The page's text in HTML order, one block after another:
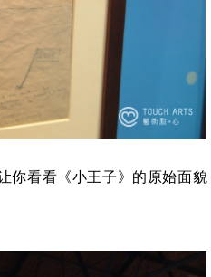
你看看《小王子》的原始面貌